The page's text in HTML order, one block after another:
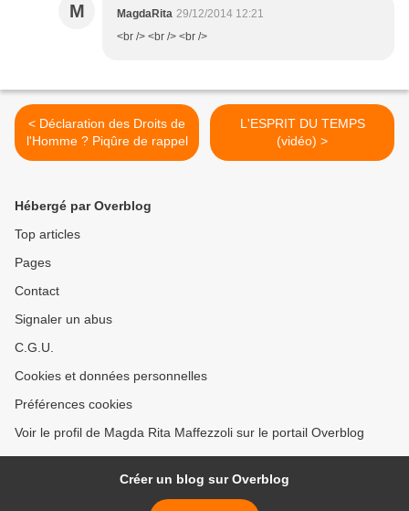
M MagdaRita 29/12/2014 12:21
<br /> <br /> <br />
< Déclaration des Droits de
l'Homme ? Piqûre de rappel
L'ESPRIT DU TEMPS
(vidéo) >
Hébergé par Overblog
Top articles
Pages
Contact
Signaler un abus
C.G.U.
Cookies et données personnelles
Préférences cookies
Voir le profil de Magda Rita Maffezzoli sur le portail Overblog
Créer un blog sur Overblog